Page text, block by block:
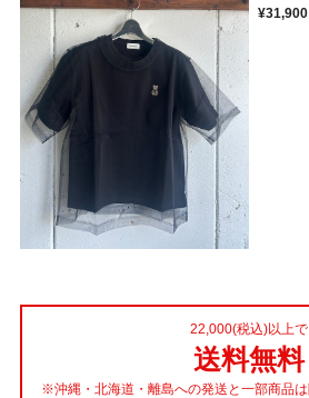
¥31,900
22,000(税込)以上で
送料無料
※沖縄・北海道・離島への発送と一部商品